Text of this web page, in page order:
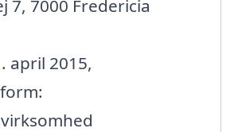
7, 7000 Fredericia
april 2015,